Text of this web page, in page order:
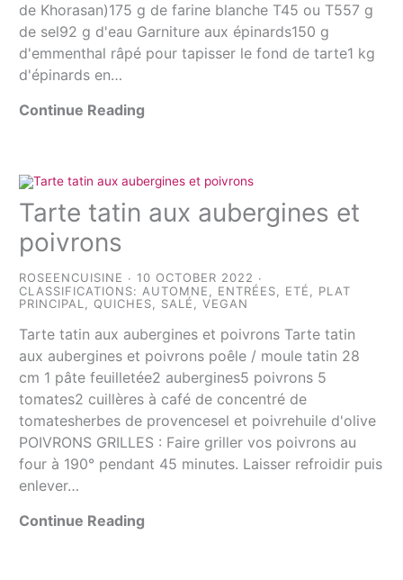
de Khorasan)175 g de farine blanche T45 ou T557 g
de sel92 g d'eau Garniture aux épinards150 g
d'emmenthal râpé pour tapisser le fond de tarte1 kg
d'épinards en…
Continue Reading
Tarte tatin aux aubergines et
poivrons
ROSEENCUISINE
10 OCTOBER 2022
CLASSIFICATIONS: AUTOMNE ENTRÉES ETÉ
PLAT
PRINCIPAL
,QUICHES SALÉ ,VEGAN
Tarte tatin aux aubergines et poivrons Tarte tatin
aux aubergines et poivrons poêle / moule tatin 28
cm 1 pâte feuilletée2 aubergines5 poivrons 5
tomates2 cuillères à café de concentré de
tomatesherbes de provencesel et poivrehuile d'olive
POIVRONS GRILLES : Faire griller vos poivrons au
four à 190° pendant 45 minutes. Laisser refroidir puis
enlever…
Continue Reading